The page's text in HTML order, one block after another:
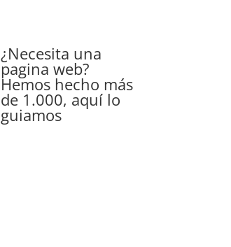
¿Necesita una
pagina web?
Hemos hecho más
de 1.000, aquí lo
guiamos